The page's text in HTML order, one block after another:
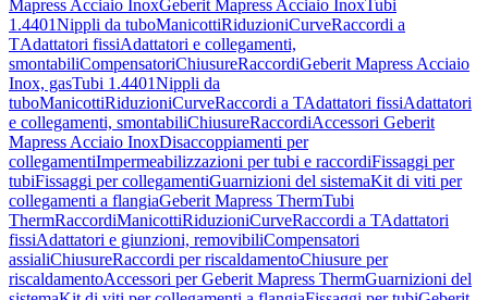
Mapress Acciaio InoxGeberit Mapress Acciaio InoxTubi
1.4401Nippli da tuboManicottiRiduzioniCurveRaccordi a
TAdattatori fissiAdattatori e collegamenti,
smontabiliCompensatoriChiusureRaccordiGeberit Mapress Acciaio
Inox, gasTubi 1.4401Nippli da
tuboManicottiRiduzioniCurveRaccordi a TAdattatori fissiAdattatori
e collegamenti, smontabiliChiusureRaccordiAccessori Geberit
Mapress Acciaio InoxDisaccoppiamenti per
collegamentiImpermeabilizzazioni per tubi e raccordiFissaggi per
tubiFissaggi per collegamentiGuarnizioni del sistemaKit di viti per
collegamenti a flangiaGeberit Mapress ThermTubi
ThermRaccordiManicottiRiduzioniCurveRaccordi a TAdattatori
fissiAdattatori e giunzioni, removibiliCompensatori
assialiChiusureRaccordi per riscaldamentoChiusure per
riscaldamentoAccessori per Geberit Mapress ThermGuarnizioni del